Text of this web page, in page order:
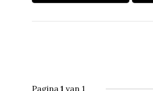
Pagina 1 van 1